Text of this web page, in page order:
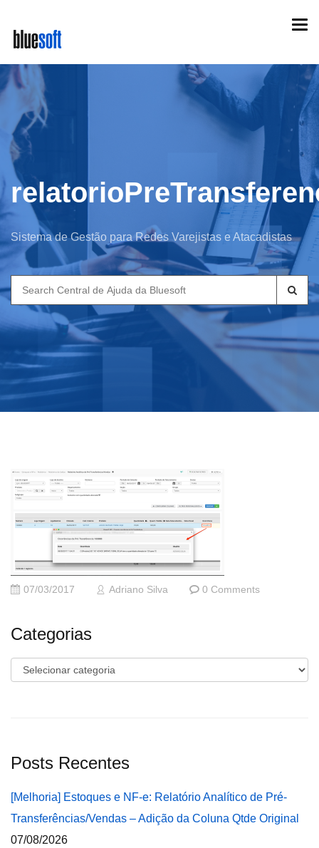
main
content
Sistema de Gestão para Redes Varejistas e Atacadistas
Search
for:
07/03/2017 Adriano Silva 0 Comments
Categorias
Categorias
Posts Recentes
[Melhoria] Estoques e NF-e: Relatório Analítico de Pré-
Transferências/Vendas – Adição da Coluna Qtde Original
07/08/2026